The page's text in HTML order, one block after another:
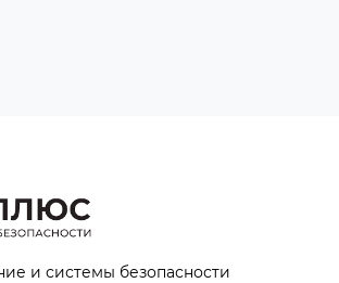
и системы безопасности